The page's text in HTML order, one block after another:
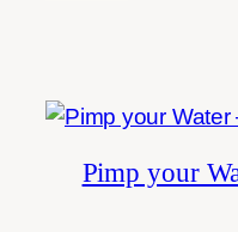
Pimp your